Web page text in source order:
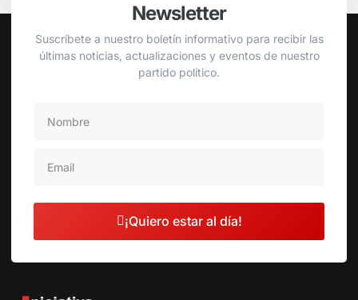
Newsletter
Suscríbete a nuestro boletín informativo para recibir las
últimas noticias, actualizaciones y eventos de nuestro
partido político.
¡Quiero estar al día!